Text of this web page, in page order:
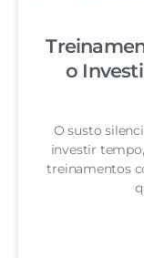
o
O susto
investir
treinamentos